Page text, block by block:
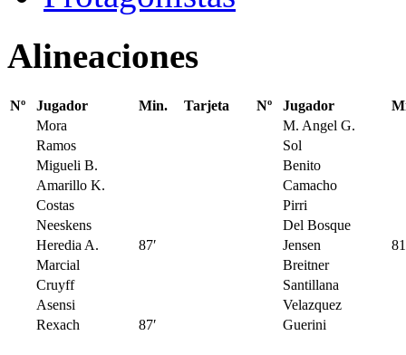
Alineaciones
Nº Jugador Min. Tarjeta Nº Jugador
Mora
M. Angel G.
Ramos
Sol
Migueli B.
Benito
Amarillo K.
Camacho
Costas
Pirri
Neeskens
Del Bosque
Heredia A.
87′ Jensen
Marcial
Breitner
Cruyff
Santillana
Asensi
Velazquez
Rexach
87′ Guerini